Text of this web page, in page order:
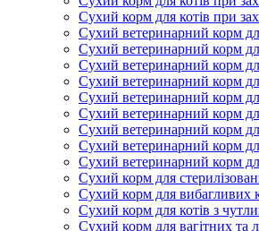
Сухий корм для котів при
Сухий ветеринарний корм
Сухий ветеринарний корм
Сухий ветеринарний корм
Сухий ветеринарний корм
Сухий ветеринарний корм
Сухий ветеринарний корм
Сухий ветеринарний корм
Сухий ветеринарний корм
Сухий ветеринарний корм
Сухий корм для
Сухий корм для вибагливих
Сухий корм для котів з
Сухий корм для вагітних та